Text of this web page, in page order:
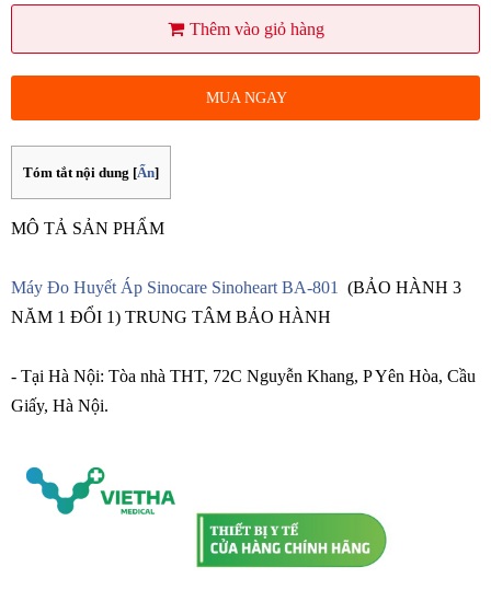
Thêm vào giỏ hàng
MUA NGAY
Tóm tắt nội dung [Ẩn]
MÔ TẢ SẢN PHẨM
Máy Đo Huyết Áp Sinocare Sinoheart BA-801 (BẢO HÀNH 3
NĂM 1 ĐỔI 1) TRUNG TÂM BẢO HÀNH
- Tại Hà Nội: Tòa nhà THT, 72C Nguyễn Khang, P Yên Hòa, Cầu
Giấy, Hà Nội.